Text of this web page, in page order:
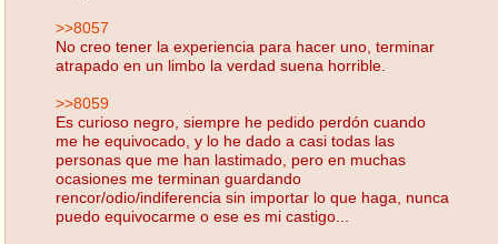
>>8057
No creo tener la experiencia para hacer uno, terminar
atrapado en un limbo la verdad suena horrible.
>>8059
Es curioso negro, siempre he pedido perdón cuando
me he equivocado, y lo he dado a casi todas las
personas que me han lastimado, pero en muchas
ocasiones me terminan guardando
rencor/odio/indiferencia sin importar lo que haga, nunca
puedo equivocarme o ese es mi castigo...